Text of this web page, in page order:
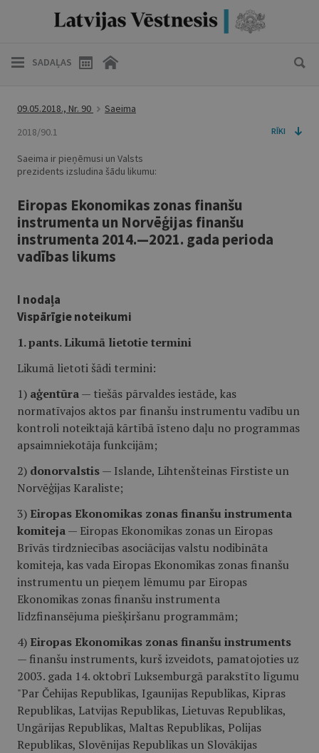
SADAĻAS
09.05.2018., Nr. 90
Saeima
2018/90.1
RĪKI
Saeima ir pieņēmusi un Valsts
prezidents izsludina šādu likumu:
Eiropas Ekonomikas zonas finanšu
instrumenta un Norvēģijas finanšu
instrumenta 2014.—2021. gada perioda
vadības likums
I nodaļa
Vispārīgie noteikumi
1. pants. Likumā lietotie termini
Likumā lietoti šādi termini:
1) aģentūra— tiešās pārvaldes iestāde, kas
normatīvajos aktos par finanšu instrumentu vadību un
kontroli noteiktajā kārtībā īsteno daļu no programmas
apsaimniekotāja funkcijām;
2) donorvalstis— Islande, Lihtenšteinas Firstiste un
Norvēģijas Karaliste;
3) Eiropas Ekonomikas zonas finanšu instrumenta
komiteja— Eiropas Ekonomikas zonas un Eiropas
Brīvās tirdzniecības asociācijas valstu nodibināta
komiteja, kas vada Eiropas Ekonomikas zonas finanšu
instrumentu un pieņem lēmumu par Eiropas
Ekonomikas zonas finanšu instrumenta
līdzfinansējuma piešķiršanu programmām;
4) Eiropas Ekonomikas zonas finanšu instruments
— finanšu instruments, kurš izveidots, pamatojoties uz
2003. gada 14. oktobrī Luksemburgā parakstīto līgumu
"Par Čehijas Republikas, Igaunijas Republikas, Kipras
Republikas, Latvijas Republikas, Lietuvas Republikas,
Ungārijas Republikas, Maltas Republikas, Polijas
Republikas, Slovēnijas Republikas un Slovākijas